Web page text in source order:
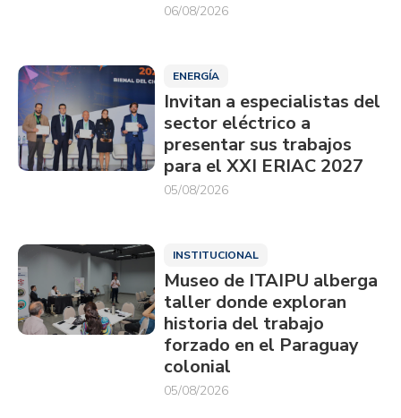
06/08/2026
ENERGÍA
Invitan a especialistas del
sector eléctrico a
presentar sus trabajos
para el XXI ERIAC 2027
05/08/2026
INSTITUCIONAL
Museo de ITAIPU alberga
taller donde exploran
historia del trabajo
forzado en el Paraguay
colonial
05/08/2026